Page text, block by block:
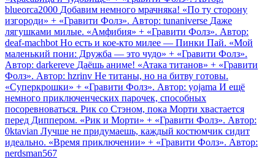
blueorca2000 Добавим немного мрачняка! «По ту сторону
изгороди» + «Гравити Фолз». Автор: tunaniverse Даже
лягушками милые. «Амфибия» + «Гравити Фолз». Автор:
deaf-machbot Но есть и кое-кто милее — Пинки Пай. «Мой
маленький пони: Дружба — это чудо» + «Гравити Фолз».
Автор: darkereve Даёшь аниме! «Атака титанов» + «Гравити
Фолз». Автор: hzrinv Не титаны, но на битву готовы.
«Суперкрошки» + «Гравити Фолз». Автор: yojama И ещё
немного приключенческих парочек, способных
посоревноваться. Рик со Стэном, пока Морти хвастается
перед Диппером. «Рик и Морти» + «Гравити Фолз». Автор:
0ktavian Лучше не придумаешь, каждый костюмчик сидит
идеально. «Время приключении» + «Гравити Фолз». Автор:
nerdsman567